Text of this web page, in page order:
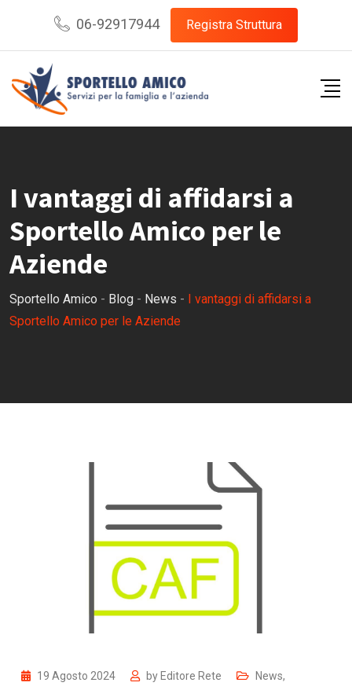
content
06-92917944 Registra Struttura
I vantaggi di affidarsi a
Sportello Amico per le
Aziende
Sportello Amico - Blog - News - I vantaggi di affidarsi a
Sportello Amico per le Aziende
19 Agosto 2024 byEditore Rete News,